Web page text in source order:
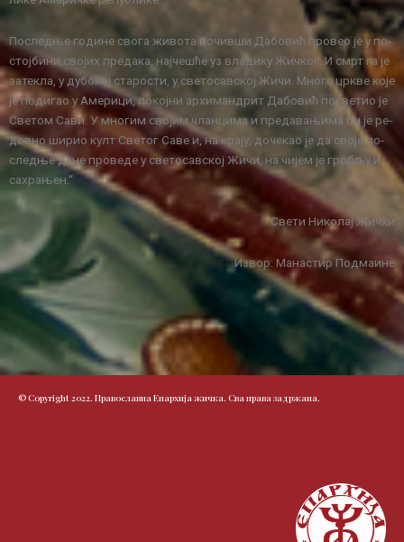
По­след­ње го­ди­не сво­га жи­во­та по­чив­ши Да­бо­вић про­вео је у по­
стој­би­ни сво­јих пре­да­ка, нај­че­шће уз вла­ди­ку Жич­ког. И смрт га је
за­те­кла, у ду­бо­кој ста­ро­сти, у све­то­сав­ској Жи­чи. Мно­ге цр­кве ко­је
је по­ди­гао у Аме­ри­ци, по­кој­ни ар­хи­ман­дрит Да­бо­вић по­све­тио је
Све­том Са­ви. У мно­гим сво­јим члан­ци­ма и пре­да­ва­њи­ма он је ре­
дов­но ши­рио култ Све­тог Са­ве и, на кра­ју, до­че­као је да сво­је по­
след­ње да­не про­ве­де у све­то­сав­ској Жи­чи, на чи­јем је гро­бљу и
са­хра­њен.“
Свети Николај Жички
Извор: Манастир Подмаине
© Copyright 2022. Православна Епархија жичка. Сва права задржана.